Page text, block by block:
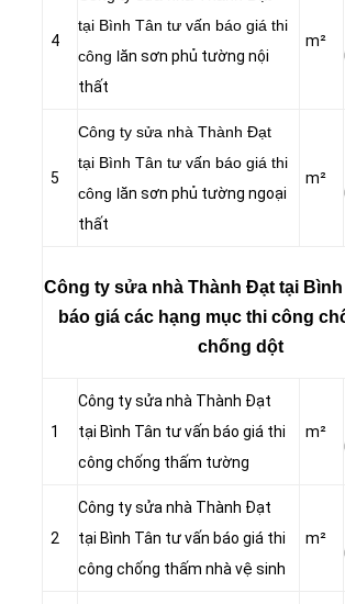
4
tại Bình Tân tư vấn báo giá thi
công lăn sơn phủ tường nội
thất
m²
5
Công ty sửa nhà Thành Đạt
tại Bình Tân tư vấn báo giá thi
công lăn sơn phủ tường ngoại
thất
m²
Công ty sửa nhà Thành Đạt tại
báo giá các hạng mục thi công
chống dột
1
Công ty sửa nhà Thành Đạt
tại Bình Tân tư vấn báo giá thi
công chống thấm tường
m²
2
Công ty sửa nhà Thành Đạt
tại Bình Tân tư vấn báo giá thi
công chống thấm nhà vệ sinh
m²